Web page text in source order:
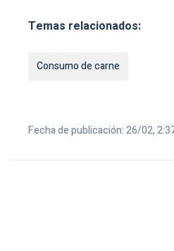
Temas relacionados:
Consumo de carne
Fecha de publicación: 26/02,